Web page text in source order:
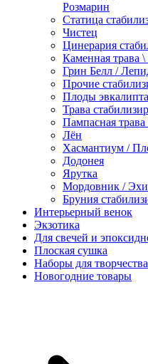
Розмарин
Статица
Чистец
Цинерария
Каменная трава
Грин Белл /
Прочие
Плоды
Трава
Пампасная трава
Лён
Хасмантиум /
Додонея
Ярутка
Мордовник /
Бруния
Интерьерный венок
Экзотика
Для свечей и
Плоская сушка
Наборы для творчества
Новогодние товары